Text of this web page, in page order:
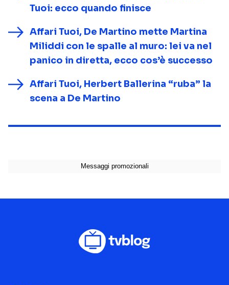
Tuoi: ecco quando finisce
Affari Tuoi, De Martino mette Martina
Miliddi con le spalle al muro: lei va nel
panico in diretta, ecco cos’è successo
Affari Tuoi, Herbert Ballerina “ruba” la
scena a De Martino